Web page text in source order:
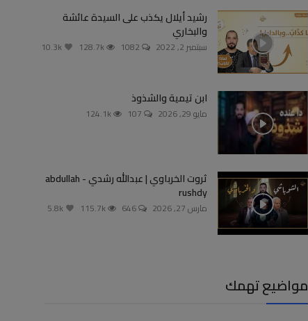
رشيد أيلال يكذب على السيدة عائشة
والبخاري
سبتمبر 2, 2022 1082
128.7k
ابن تيمية والشذوذ
مايو 29, 2026 107
124.1k
ثروت الخرباوي | عبدالله رشدي - abdullah
rushdy
مارس 27, 2026 646
115.7k
مواضيع تهمك